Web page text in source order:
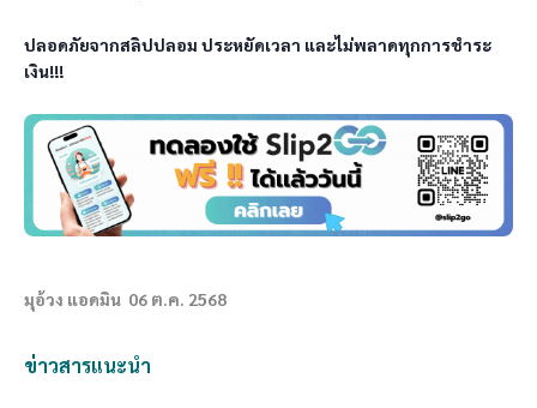
ปลอดภัยจากสลิปปลอม ประหยัดเวลา และไม่พลาดทุกการชำระ
เงิน!!!
มุอ้วง แอดมิน 06 ต.ค. 2568
ข่าวสารแนะนำ